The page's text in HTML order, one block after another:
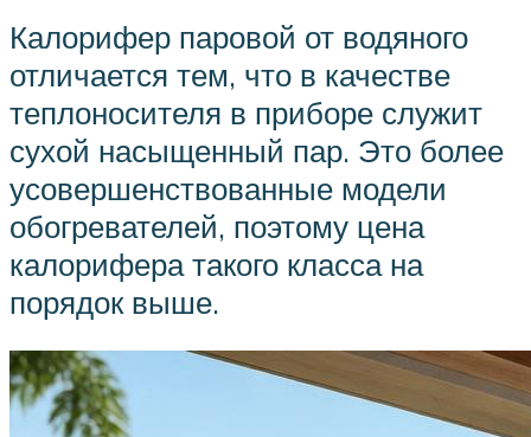
Калорифер паровой от водяного
отличается тем, что в качестве
теплоносителя в приборе служит
сухой насыщенный пар. Это более
усовершенствованные модели
обогревателей, поэтому цена
калорифера такого класса на
порядок выше.